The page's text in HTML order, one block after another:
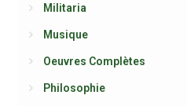
Militaria
Musique
Oeuvres Complètes
Philosophie